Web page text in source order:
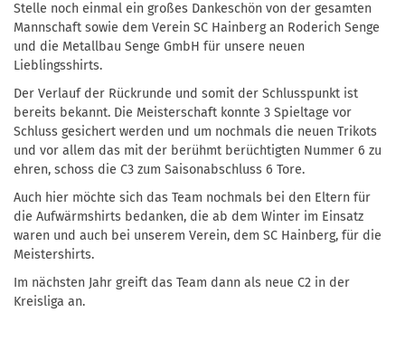
Stelle noch einmal ein großes Dankeschön von der gesamten
Mannschaft sowie dem Verein SC Hainberg an Roderich Senge
und die Metallbau Senge GmbH für unsere neuen
Lieblingsshirts.
Der Verlauf der Rückrunde und somit der Schlusspunkt ist
bereits bekannt. Die Meisterschaft konnte 3 Spieltage vor
Schluss gesichert werden und um nochmals die neuen Trikots
und vor allem das mit der berühmt berüchtigten Nummer 6 zu
ehren, schoss die C3 zum Saisonabschluss 6 Tore.
Auch hier möchte sich das Team nochmals bei den Eltern für
die Aufwärmshirts bedanken, die ab dem Winter im Einsatz
waren und auch bei unserem Verein, dem SC Hainberg, für die
Meistershirts.
Im nächsten Jahr greift das Team dann als neue C2 in der
Kreisliga an.